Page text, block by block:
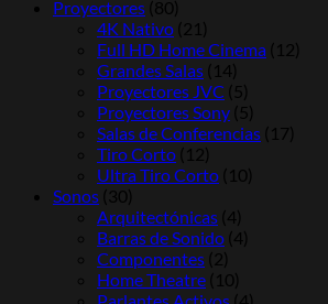
Proyectores (80)
4K Nativo (21)
Full HD Home Cinema (12)
Grandes Salas (14)
Proyectores JVC (5)
Proyectores Sony (5)
Salas de Conferencias (17)
Tiro Corto (12)
Ultra Tiro Corto (10)
Sonos (30)
Arquitectónicas (4)
Barras de Sonido (4)
Componentes (2)
Home Theatre (10)